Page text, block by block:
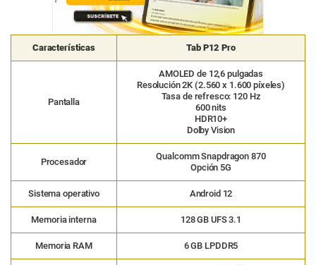
Características Tab P12 Pro
Pantalla
AMOLED de 12,6 pulgadas
Resolución 2K (2.560 x 1.600 píxeles)
Tasa de refresco: 120 Hz
600 nits
HDR10+
Dolby Vision
Procesador
Qualcomm Snapdragon 870
Opción 5G
Sistema operativo Android 12
Memoria interna 128 GB UFS 3.1
Memoria RAM 6 GB LPDDR5